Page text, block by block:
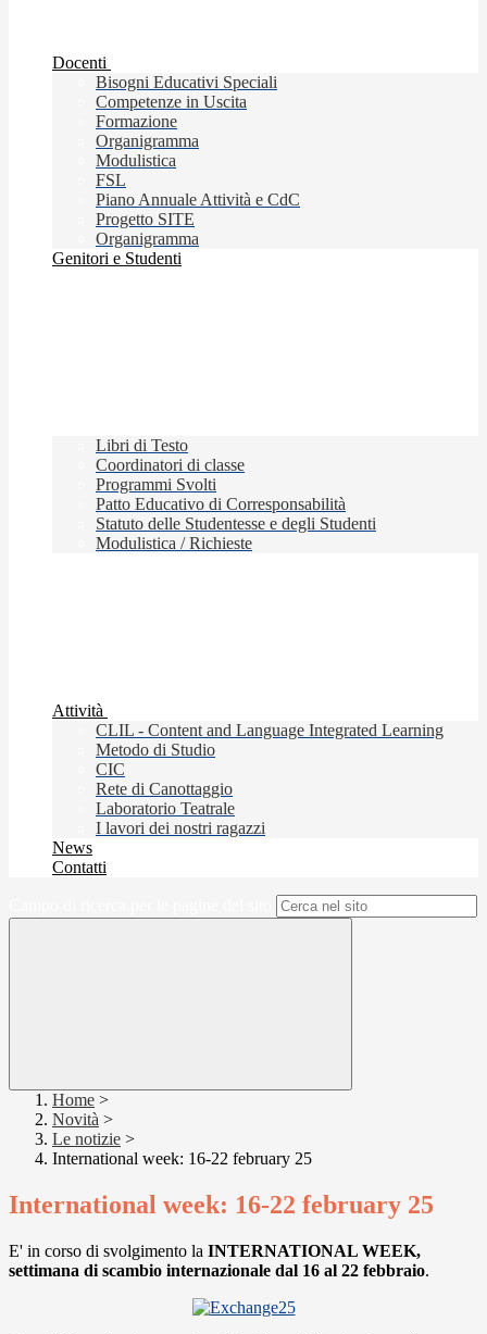
Docenti
Bisogni Educativi Speciali
Competenze in Uscita
Formazione
Organigramma
Modulistica
FSL
Piano Annuale Attività e CdC
Progetto SITE
Organigramma
Genitori e Studenti
Libri di Testo
Coordinatori di classe
Programmi Svolti
Patto Educativo di Corresponsabilità
Statuto delle Studentesse e degli Studenti
Modulistica / Richieste
Attività
CLIL - Content and Language Integrated Learning
Metodo di Studio
CIC
Rete di Canottaggio
Laboratorio Teatrale
I lavori dei nostri ragazzi
News
Contatti
Home >
Novità >
Le notizie >
International week: 16-22 february 25
International week: 16-22 february 25
E' in corso di svolgimento la INTERNATIONAL WEEK,
settimana di scambio internazionale dal 16 al 22 febbraio.